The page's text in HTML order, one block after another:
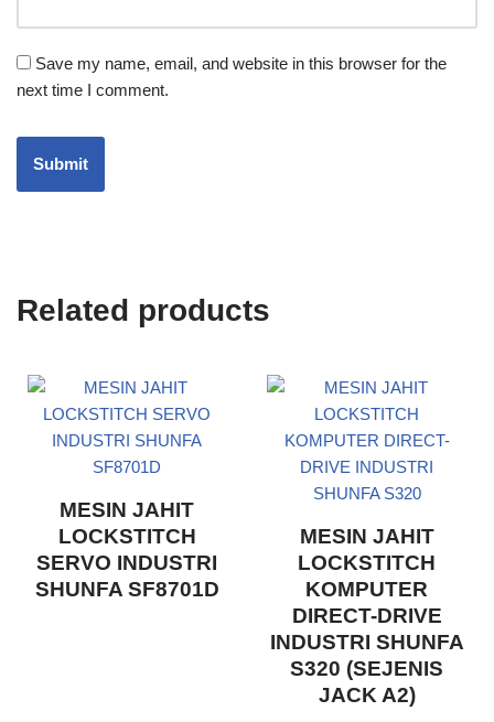
Save my name, email, and website in this browser for the
next time I comment.
Related products
MESIN JAHIT
LOCKSTITCH
SERVO INDUSTRI
SHUNFA SF8701D
MESIN JAHIT
LOCKSTITCH
KOMPUTER
DIRECT-DRIVE
INDUSTRI SHUNFA
S320 (SEJENIS
JACK A2)